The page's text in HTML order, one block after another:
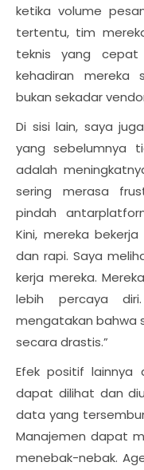
ketika volume
tertentu, tim
teknis yang cepat
kehadiran mereka
bukan sekadar
Di sisi lain, saya
yang sebelumnya
adalah
sering merasa
pindah
Kini, mereka
dan rapi. Saya
kerja mereka.
lebih percaya
mengatakan bahwa
secara drastis.”
Efek positif lainnya
dapat dilihat dan
data yang
Manajemen dapat
menebak-nebak.